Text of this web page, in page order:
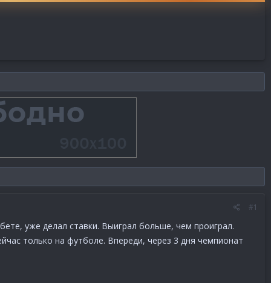
#1
уже делал ставки. Выиграл больше, чем проиграл.
только на футболе. Впереди, через 3 дня чемпионат